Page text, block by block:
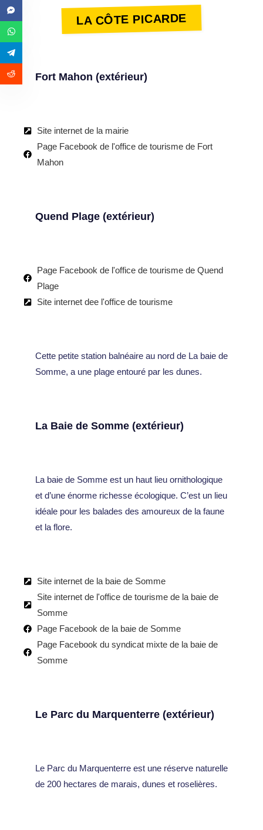
LA CÔTE PICARDE
Fort Mahon (extérieur)
Site internet de la mairie
Page Facebook de l'office de tourisme de Fort
Mahon
Quend Plage (extérieur)
Page Facebook de l'office de tourisme de Quend
Plage
Site internet dee l'office de tourisme
Cette petite station balnéaire au nord de La baie de
Somme, a une plage entouré par les dunes.
La Baie de Somme (extérieur)
La baie de Somme est un haut lieu ornithologique
et d’une énorme richesse écologique. C’est un lieu
idéale pour les balades des amoureux de la faune
et la flore.
Site internet de la baie de Somme
Site internet de l'office de tourisme de la baie de
Somme
Page Facebook de la baie de Somme
Page Facebook du syndicat mixte de la baie de
Somme
Le Parc du Marquenterre (extérieur)
Le Parc du Marquenterre est une réserve naturelle
de 200 hectares de marais, dunes et roselières.